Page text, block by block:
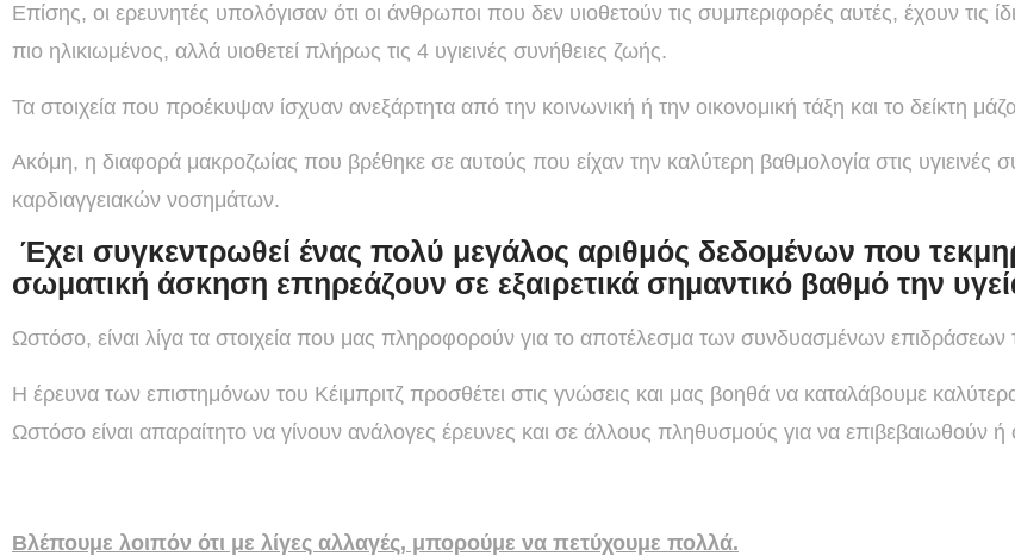
Επίσης, οι ερευνητές υπολόγισαν ότι οι άνθρωποι που δεν υιοθετούν τις συμπεριφορές αυτές, έχουν τις
πιο ηλικιωμένος, αλλά υιοθετεί πλήρως τις 4 υγιεινές συνήθειες ζωής.
Τα στοιχεία που προέκυψαν ίσχυαν ανεξάρτητα από την κοινωνική ή την οικονομική τάξη και το δείκτη
Ακόμη, η διαφορά μακροζωίας που βρέθηκε σε αυτούς που είχαν την καλύτερη βαθμολογία στις
καρδιαγγειακών νοσημάτων.
Έχει συγκεντρωθεί ένας πολύ μεγάλος αριθμός δεδομένων που
σωματική άσκηση επηρεάζουν σε εξαιρετικά σημαντικό βαθμό την
Ωστόσο, είναι λίγα τα στοιχεία που μας πληροφορούν για το αποτέλεσμα των συνδυασμένων
Η έρευνα των επιστημόνων του Κέιμπριτζ προσθέτει στις γνώσεις και μας βοηθά να καταλάβουμε
Ωστόσο είναι απαραίτητο να γίνουν ανάλογες έρευνες και σε άλλους πληθυσμούς για να επιβεβαιωθούν ή
Βλέπουμε λοιπόν ότι με λίγες αλλαγές, μπορούμε να πετύχουμε πολλά.